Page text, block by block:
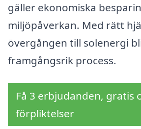
gäller ekonomiska
miljöpåverkan. Med rätt
övergången till solenergi
framgångsrik process.
Få 3 erbjudanden, gratis
förpliktelser